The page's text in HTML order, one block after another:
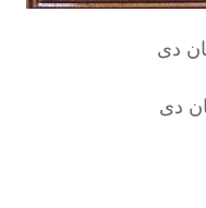
دی
دی